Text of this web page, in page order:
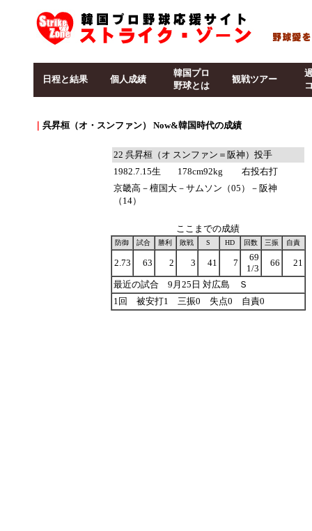
日程と結果 個人成績
韓国プロ
野球とは
観戦ツアー
呉昇桓（オ・スンファン） Now&韓国時代の成績
22 呉昇桓（オ スンファン＝阪神）投手
1982.7.15生
178cm92kg
右投右打
京畿高－檀国大－サムソン（05）－阪神
（14）
ここまでの成績
防御 試合 勝利 敗戦 S HD 回数 三振 自責
2.73 63 2 3 41 7
69
1/3
66 21
最近の試合 9月25日 対広島 Ｓ
1回 被安打1 三振0 失点0 自責0